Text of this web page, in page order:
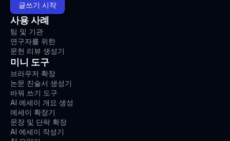
글쓰기 시작
사용 사례
팀 및 기관
연구자를 위한
문헌 리뷰 생성기
미니 도구
브라우저 확장
논문 진술서 생성기
바꿔 쓰기 도구
AI 에세이 개요 생성
에세이 확장기
문장 및 단락 확장
AI 에세이 작성기